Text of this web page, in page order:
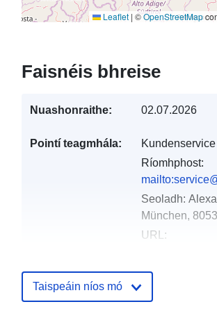
Leaflet | ©OpenStreetMap
Faisnéis bhreise
Nuashonraithe: 02.07.2026
Pointí teagmhála:
Kundenservice
Ríomhphost:
Seoladh:
München,
URL:
Taifead Catalóige: Curtha le
February 2026
Taispeáin níos mó